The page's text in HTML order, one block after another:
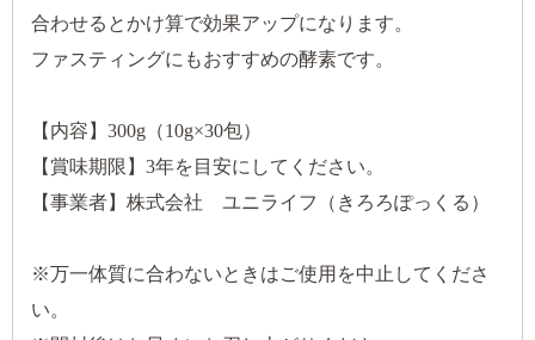
合わせるとかけ算で効果アップになります。
ファスティングにもおすすめの酵素です。
【内容】300g（10g×30包）
【賞味期限】3年を目安にしてください。
【事業者】株式会社 ユニライフ（きろろぽっくる）
※万一体質に合わないときはご使用を中止してくださ
い。